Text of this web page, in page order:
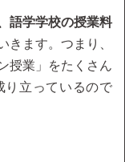
語学学校の授業料
きます。つまり、
授業」をたくさん
り立っているので